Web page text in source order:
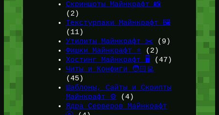
Скриншоты Майнкрафт 📸
(2)
Текстурпаки Майнкрафт 🖼️
(11)
Утилиты Майнкрафт ✂️ (9)
Фишки Майнкрафт ⭐(2)
Хостинг Майнкрафт 🖥️ (47)
Читы и Конфиги 🧑🏻‍💻
(45)
Шаблоны, Сайты и Скрипты
Майнкрафт ⚙️ (4)
Ядра Серверов Майнкрафт